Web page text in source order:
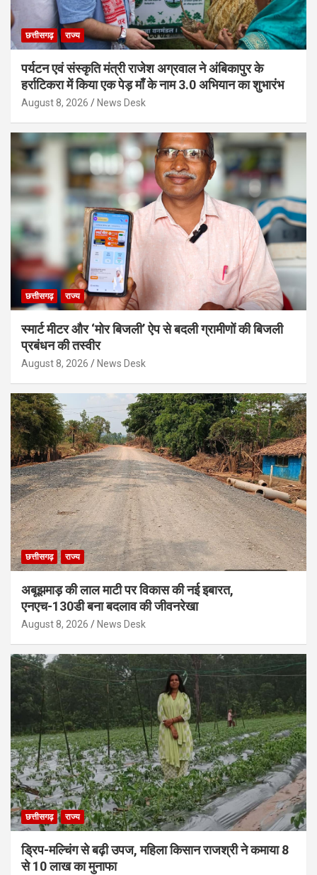
छत्तीसगढ़ राज्य
पर्यटन एवं संस्कृति मंत्री राजेश अग्रवाल ने अंबिकापुर के
हर्राटिकरा में किया एक पेड़ माँ के नाम 3.0 अभियान का शुभारंभ
August 8, 2026 News Desk
छत्तीसगढ़ राज्य
स्मार्ट मीटर और ‘मोर बिजली’ ऐप से बदली ग्रामीणों की बिजली
प्रबंधन की तस्वीर
August 8, 2026 News Desk
छत्तीसगढ़ राज्य
अबूझमाड़ की लाल माटी पर विकास की नई इबारत,
एनएच-130डी बना बदलाव की जीवनरेखा
August 8, 2026 News Desk
छत्तीसगढ़ राज्य
ड्रिप-मल्चिंग से बढ़ी उपज, महिला किसान राजश्री ने कमाया 8
से 10 लाख का मुनाफा